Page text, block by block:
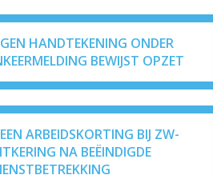
HANDTEKENING ONDER
BEWIJST OPZET
ARBEIDSKORTING BIJ ZW-
NA BEËINDIGDE